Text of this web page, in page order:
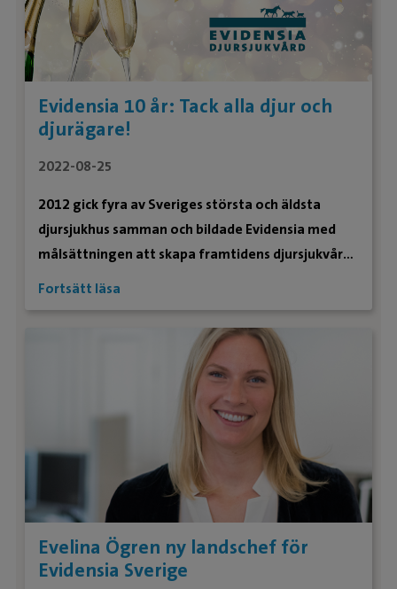
Evidensia 10 år: Tack alla djur och
djurägare!
2022-08-25
2012 gick fyra av Sveriges största och äldsta
djursjukhus samman och bildade Evidensia med
målsättningen att skapa framtidens djursjukvård.
Fortsätt läsa
Evelina Ögren ny landschef för
Evidensia Sverige